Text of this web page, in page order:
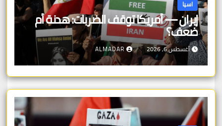
اسيا
إيران — أمريكا توقف الضربات: هدنة أم
ضعف؟
أغسطس 6, 2026 ALMADAR